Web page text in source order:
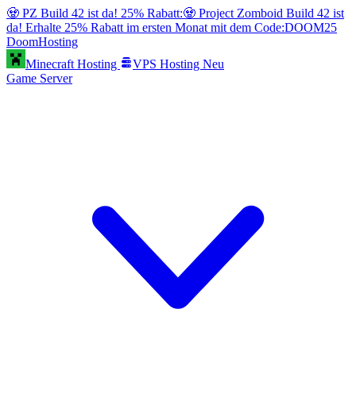
🧟 PZ Build 42 ist da! 25% Rabatt:🧟 Project Zomboid Build 42 ist
da! Erhalte 25% Rabatt im ersten Monat mit dem Code:DOOM25
DoomHosting
Minecraft Hosting
VPS Hosting Neu
Game Server